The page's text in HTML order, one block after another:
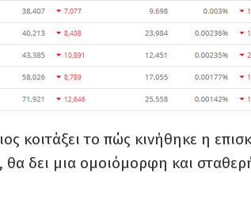
κοιτάξει το πώς κινήθηκε η
θα δει μια ομοιόμορφη και